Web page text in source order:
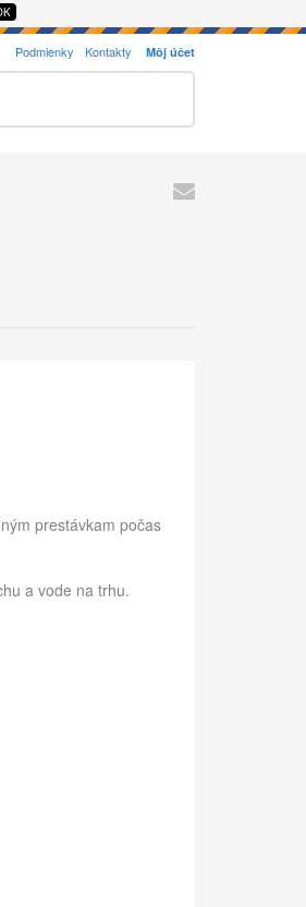
Podmienky Kontakty Môj účet
prestávkam počas
a vode na trhu.